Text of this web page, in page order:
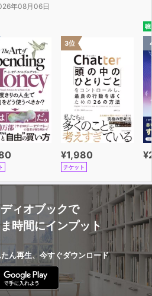
年08月06日
3位
¥1,980
チケット
聴
ィオブックで
時間にインプット
ん再生、今すぐダウンロード